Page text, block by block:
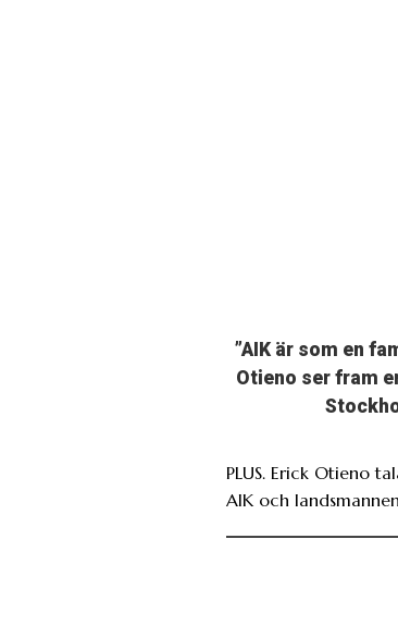
”AIK är som en
Otieno ser fram
PLUS. Erick Otieno
AIK och